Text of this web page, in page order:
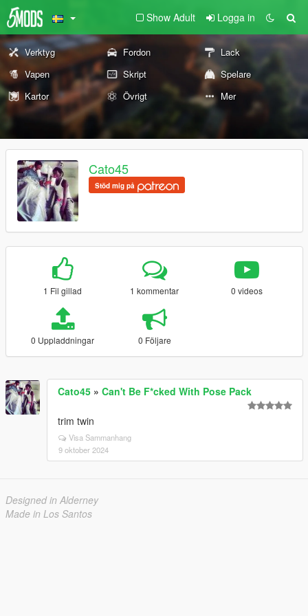
Show Adult Logga in
Verktyg Fordon
Lack
Vapen
Skript
Spelare
Kartor
Övrigt Mer
Cato45
Stöd mig på
1 Fil gillad 1 kommentar 0 videos
0 Uppladdningar 0 Följare
Cato45 » Can't Be F*cked With Pose Pack
trim twin
Visa Sammanhang
9 oktober 2024
Designed in Alderney
Made in Los Santos